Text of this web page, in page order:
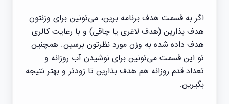
اگر به قسمت هدف برنامه برین، می‌تونین برای وزنتون
هدف بذارین (هدف لاغری یا چاقی) و با رعایت کالری
هدف داده شده به وزن مورد نظرتون برسین. همچنین
تو این قسمت می‌تونین برای نوشیدن آب روزانه و
تعداد قدم روزانه هم هدف بذارین تا زودتر و بهتر نتیجه
بگیرین.